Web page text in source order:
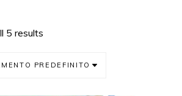
5 results
PREDEFINITO